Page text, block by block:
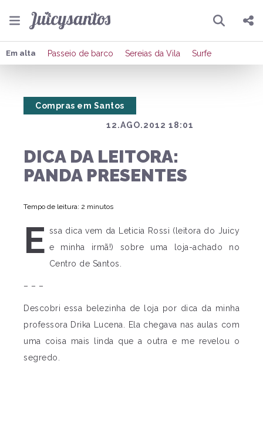
Pesquisar
Compartilhar
Em alta Passeio de barco Sereias da Vila Surfe
12.AGO.2012 18:01
Compras em Santos
DICA DA LEITORA:
PANDA PRESENTES
Tempo de leitura: 2 minutos
E ssa dica vem da Leticia Rossi (leitora do Juicy
e minha irmã!) sobre uma loja-achado no
Centro de Santos.
– – –
Descobri essa belezinha de loja por dica da minha
professora Drika Lucena. Ela chegava nas aulas com
uma coisa mais linda que a outra e me revelou o
segredo.